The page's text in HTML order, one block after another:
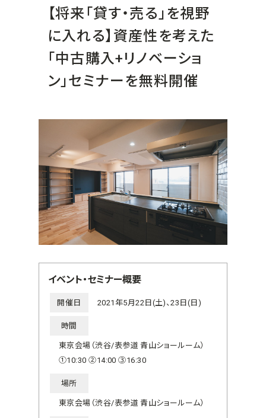
【将来「貸す・売る」を視野
に入れる】資産性を考えた
「中古購入+リノベーショ
ン」セミナーを無料開催
イベント・セミナー概要
開催日 2021年5月22日(土)、23日(日)
時間
東京会場（渋谷/表参道 青山ショールーム）
①10:30 ②14:00 ③16:30
場所
東京会場（渋谷/表参道 青山ショールーム）